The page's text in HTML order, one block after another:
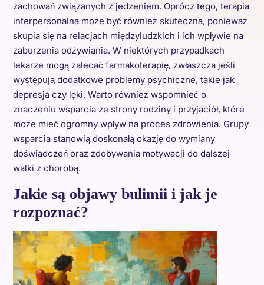
zachowań związanych z jedzeniem. Oprócz tego, terapia
interpersonalna może być również skuteczna, ponieważ
skupia się na relacjach międzyludzkich i ich wpływie na
zaburzenia odżywiania. W niektórych przypadkach
lekarze mogą zalecać farmakoterapię, zwłaszcza jeśli
występują dodatkowe problemy psychiczne, takie jak
depresja czy lęki. Warto również wspomnieć o
znaczeniu wsparcia ze strony rodziny i przyjaciół, które
może mieć ogromny wpływ na proces zdrowienia. Grupy
wsparcia stanowią doskonałą okazję do wymiany
doświadczeń oraz zdobywania motywacji do dalszej
walki z chorobą.
Jakie są objawy bulimii i jak je
rozpoznać?